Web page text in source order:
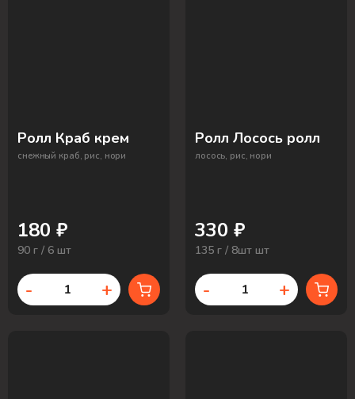
Ролл Краб крем
снежный краб, рис, нори
180 ₽
90 г / 6 шт
- +
Ролл Лосось ролл
лосось, рис, нори
330 ₽
135 г / 8шт шт
- +